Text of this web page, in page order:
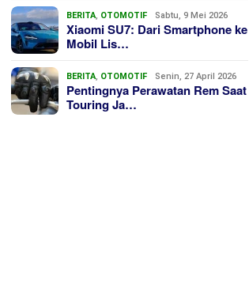
BERITA, OTOMOTIF Sabtu, 9 Mei 2026
Xiaomi SU7: Dari Smartphone ke
Mobil Lis…
BERITA, OTOMOTIF Senin, 27 April 2026
Pentingnya Perawatan Rem Saat
Touring Ja…